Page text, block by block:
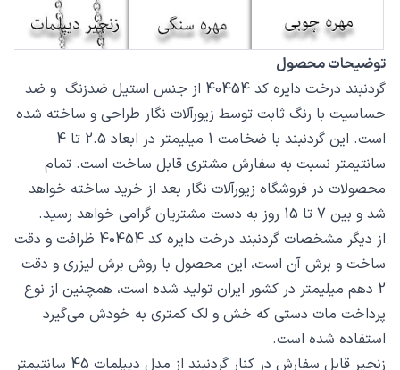
توضیحات محصول
گردنبند درخت دایره کد 40454 از جنس استیل ضدزنگ و ضد
حساسیت با رنگ ثابت توسط زیورآلات نگار طراحی و ساخته شده
است. این گردنبند با ضخامت 1 میلیمتر در ابعاد 2.5 تا 4
سانتیمتر نسبت به سفارش مشتری قابل ساخت است. تمام
محصولات در فروشگاه زیورآلات نگار بعد از خرید ساخته خواهد
شد و بین 7 تا 15 روز به دست مشتریان گرامی خواهد رسید.
از دیگر مشخصات گردنبند درخت دایره کد 40454 ظرافت و دقت
ساخت و برش آن است، این محصول با روش برش لیزری و دقت
2 دهم میلیمتر در کشور ایران تولید شده است، همچنین از نوع
پرداخت مات دستی که خش و لک کمتری به خودش می‌گیرد
استفاده شده است.
زنجیر قابل سفارش در کنار گردنبند از مدل دیپلمات 45 سانتیمتر